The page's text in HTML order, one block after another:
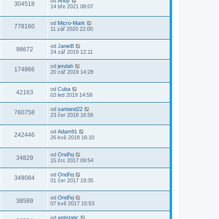
304518
14 bře 2021 08:07
778160 od Micro-Mark
11 zář 2020 22:00
98672 od JanieB
24 zář 2019 12:11
174866 od jendah
20 zář 2019 14:28
42163 od Cuba
03 led 2019 14:58
760758 od santand22
23 čer 2018 16:56
242446 od Adam91
26 kvě 2018 16:10
34829 od Ondřej
15 črc 2017 09:54
349084 od Ondřej
01 čer 2017 19:35
38589 od Ondřej
07 kvě 2017 15:53
od antistatic